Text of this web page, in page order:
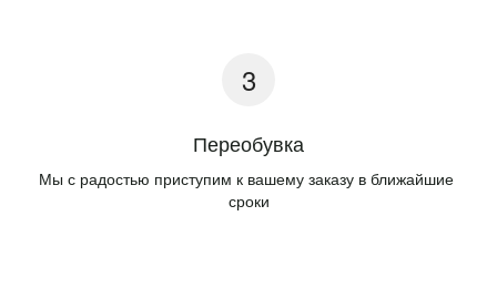
Переобувка
Мы с радостью приступим к вашему заказу в ближайшие
сроки